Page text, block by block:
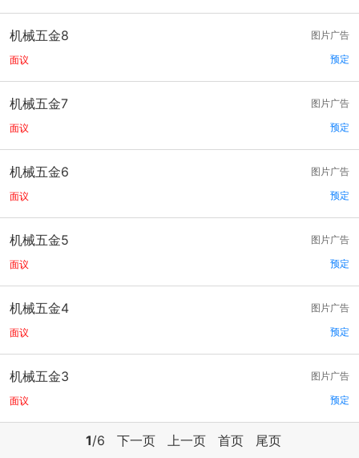
图片广告
机械五金8
预定
面议
图片广告
机械五金7
预定
面议
图片广告
机械五金6
预定
面议
图片广告
机械五金5
预定
面议
图片广告
机械五金4
预定
面议
图片广告
机械五金3
预定
面议
1/6 下一页 上一页 首页 尾页